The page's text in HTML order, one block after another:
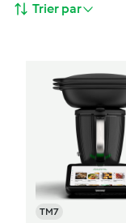
Trier par
TM7